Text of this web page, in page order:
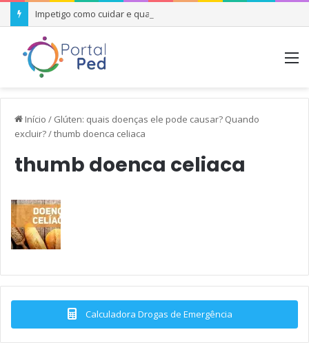
Impetigo como cuidar e quando se preocupar
Início / Glúten: quais doenças ele pode causar? Quando
excluir?/thumb doenca celiaca
thumb doenca celiaca
Calculadora Drogas de Emergência